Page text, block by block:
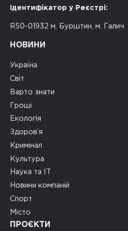
Ідентифікатор у Реєстрі:
R50-01932 м. Бурштин, м. Галич
НОВИНИ
Україна
Світ
Варто знати
Гроші
Екологія
Здоров’я
Кримінал
Культура
Наука та ІТ
Новини компаній
Спорт
Місто
ПРОЄКТИ